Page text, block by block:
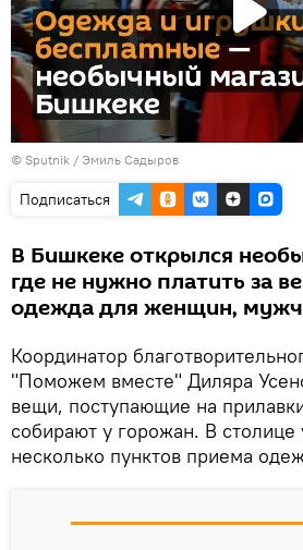
© Sputnik / Эмиль Садыров
Подписаться
В Бишкеке открылся
где не нужно платить за
одежда для женщин,
Координатор
"Поможем вместе" Диляра
вещи, поступающие на
собирают у горожан. В столице
несколько пунктов приема